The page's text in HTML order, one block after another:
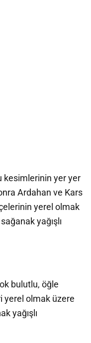
kesimlerinin yer yer
Ardahan ve Kars
yerel olmak
yağışlı
bulutlu, öğle
yerel olmak üzere
yağışlı